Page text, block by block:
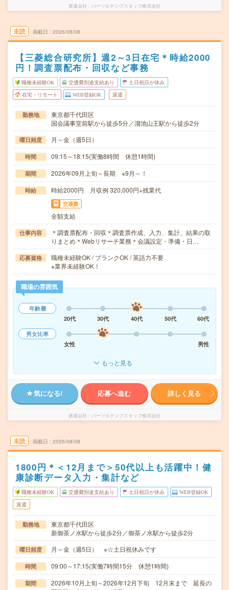
派遣会社 パーソルテンプスタッフ株式会社
未読 掲載日 2026/08/08
【三菱総合研究所】週2～3日在宅＊時給2000
円！調査票配布・回収など事務
職種未経験OK 交通費別途支給あり 土日祝日が休み
在宅・リモート WEB登録OK 派遣
勤務地
東京都千代田区
国会議事堂前駅から徒歩5分／溜池山王駅から徒歩2分
曜日頻度 月～金（週5日）
時間 09:15～18:15(実働8時間 休憩1時間)
期間 2026年09月上旬～長期 ※9月～！
時給 時給2000円 月収例 320,000円+残業代
交通費
全額支給
仕事内容
＊調査票配布・回収＊調査票作成、入力、集計、結果の取
りまとめ＊Webリサーチ業務＊会議設定・準備・日…
応募資格
職種未経験OK / ブランクOK / 英語力不要
※業界未経験OK！
職場の雰囲気
年齢層
20代
30代 40代 50代
60代
男女比率
女性
男性
もっと見る
気になる! 応募へ進む 詳しく見る
派遣会社 パーソルテンプスタッフ株式会社
未読 掲載日 2026/08/08
1800円＊＜12月まで＞50代以上も活躍中！健
康診断データ入力・集計など
職種未経験OK 交通費別途支給あり 土日祝日が休み WEB登録OK
派遣
勤務地
東京都千代田区
新御茶ノ水駅から徒歩2分／御茶ノ水駅から徒歩2分
曜日頻度 月～金（週5日） ※☆土日祝休みです
時間 09:00～17:15(実働7時間15分 休憩1時間)
期間
2026年10月上旬～2026年12月下旬 12月末まで 延長の